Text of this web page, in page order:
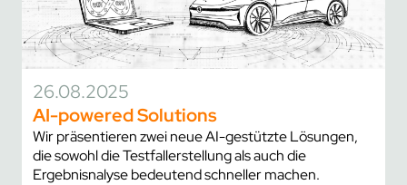
26.08.2025
AI-powered Solutions
Wir präsentieren zwei neue AI-gestützte Lösungen,
die sowohl die Testfallerstellung als auch die
Ergebnisnalyse bedeutend schneller machen.